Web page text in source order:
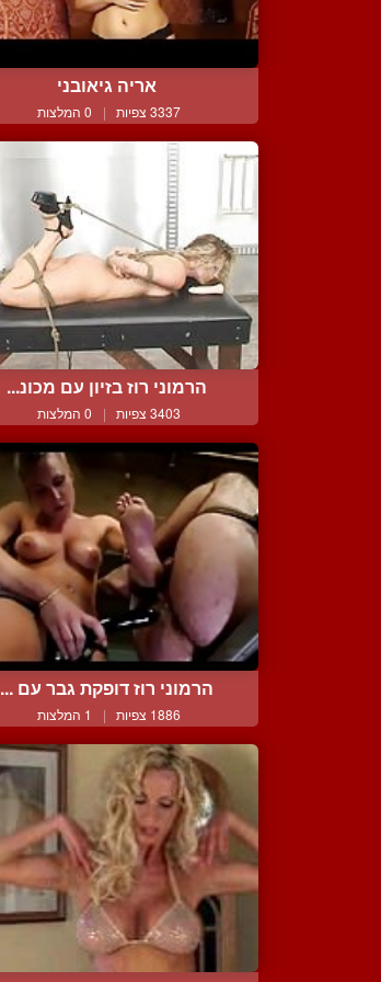
אריה גיאובני
3337 צפיות | 0 המלצות
הרמוני רוז בזיון עם מכונ...
3403 צפיות | 0 המלצות
הרמוני רוז דופקת גבר עם ...
1886 צפיות | 1 המלצות